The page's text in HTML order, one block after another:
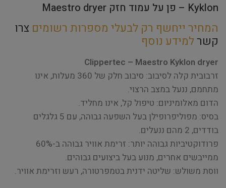
Kyklon – פן על עמוד חזק Maestro dryer
המחיר ייחשף רק לבעלי מספרות רשומים צרו
קשרלמידע נוסף
Clippertec – Maestro Kyklon dryer
זרבובית קלה לסיבוב: סיבוב חלק של 360 מעלות, אינו
מתחמם, ננעל במצב הרצוי.
הדום מאלומיניום: טיפול קל, אינו מחליד.
בסיס: מפוליפרופילן בעל השפעה גבוהה, עם 5 גלגלים
בודדים, 2 מהם ננעלים.
פרודוקטיביות גבוהה יותר: זרימת אוויר גבוהה ב-60%
ממייבשים אחרים, מנוע בעל ביצועים גבוהים.
ווסת משולש: שליטה ידנית בטמפרטורה, רעש וזרימת אוויר.